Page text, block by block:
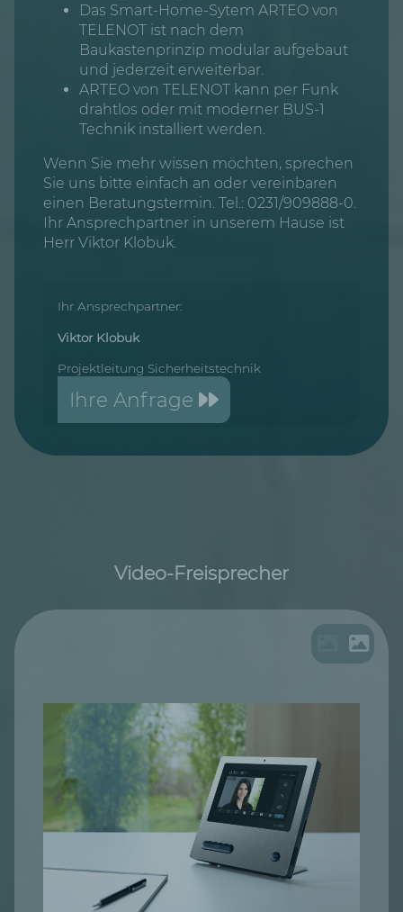
Das Smart-Home-Sytem ARTEO von
TELENOT ist nach dem
Baukastenprinzip modular aufgebaut
und jederzeit erweiterbar.
ARTEO von TELENOT kann per Funk
drahtlos oder mit moderner BUS-1
Technik installiert werden.
Wenn Sie mehr wissen möchten, sprechen
Sie uns bitte einfach an oder vereinbaren
einen Beratungstermin. Tel.: 0231/909888-0.
Ihr Ansprechpartner in unserem Hause ist
Herr Viktor Klobuk.
Ihr Ansprechpartner:
Viktor Klobuk
Projektleitung Sicherheitstechnik
Ihre Anfrage
Video-Freisprecher